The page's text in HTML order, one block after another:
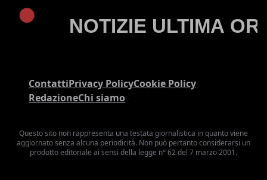
ContattiPrivacy PolicyCookie Policy
RedazioneChi siamo
Questo sito non rappresenta una testata giornalistica in quanto viene
aggiornato senza alcuna periodicità. Non può pertanto considerarsi un
prodotto editoriale ai sensi della legge n° 62 del 7 marzo 2001.